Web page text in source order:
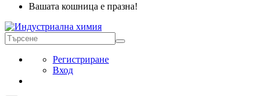
Вашата кошница е празна!
Регистриране
Вход